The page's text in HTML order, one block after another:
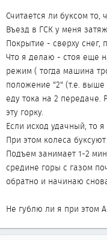
Считается ли буксом то,
Въезд в ГСК у меня
Покрытие - сверху снег,
Что я делаю - стоя еще
режим ( тогда машина
положение "2" (т.е.
еду тока на 2 передаче.
эту горку.
Если исход удачный, то
При этом колеса
Подъем занимает 1-2
средине горы с газом
обратно и начинаю
Не гублю ли я при этом